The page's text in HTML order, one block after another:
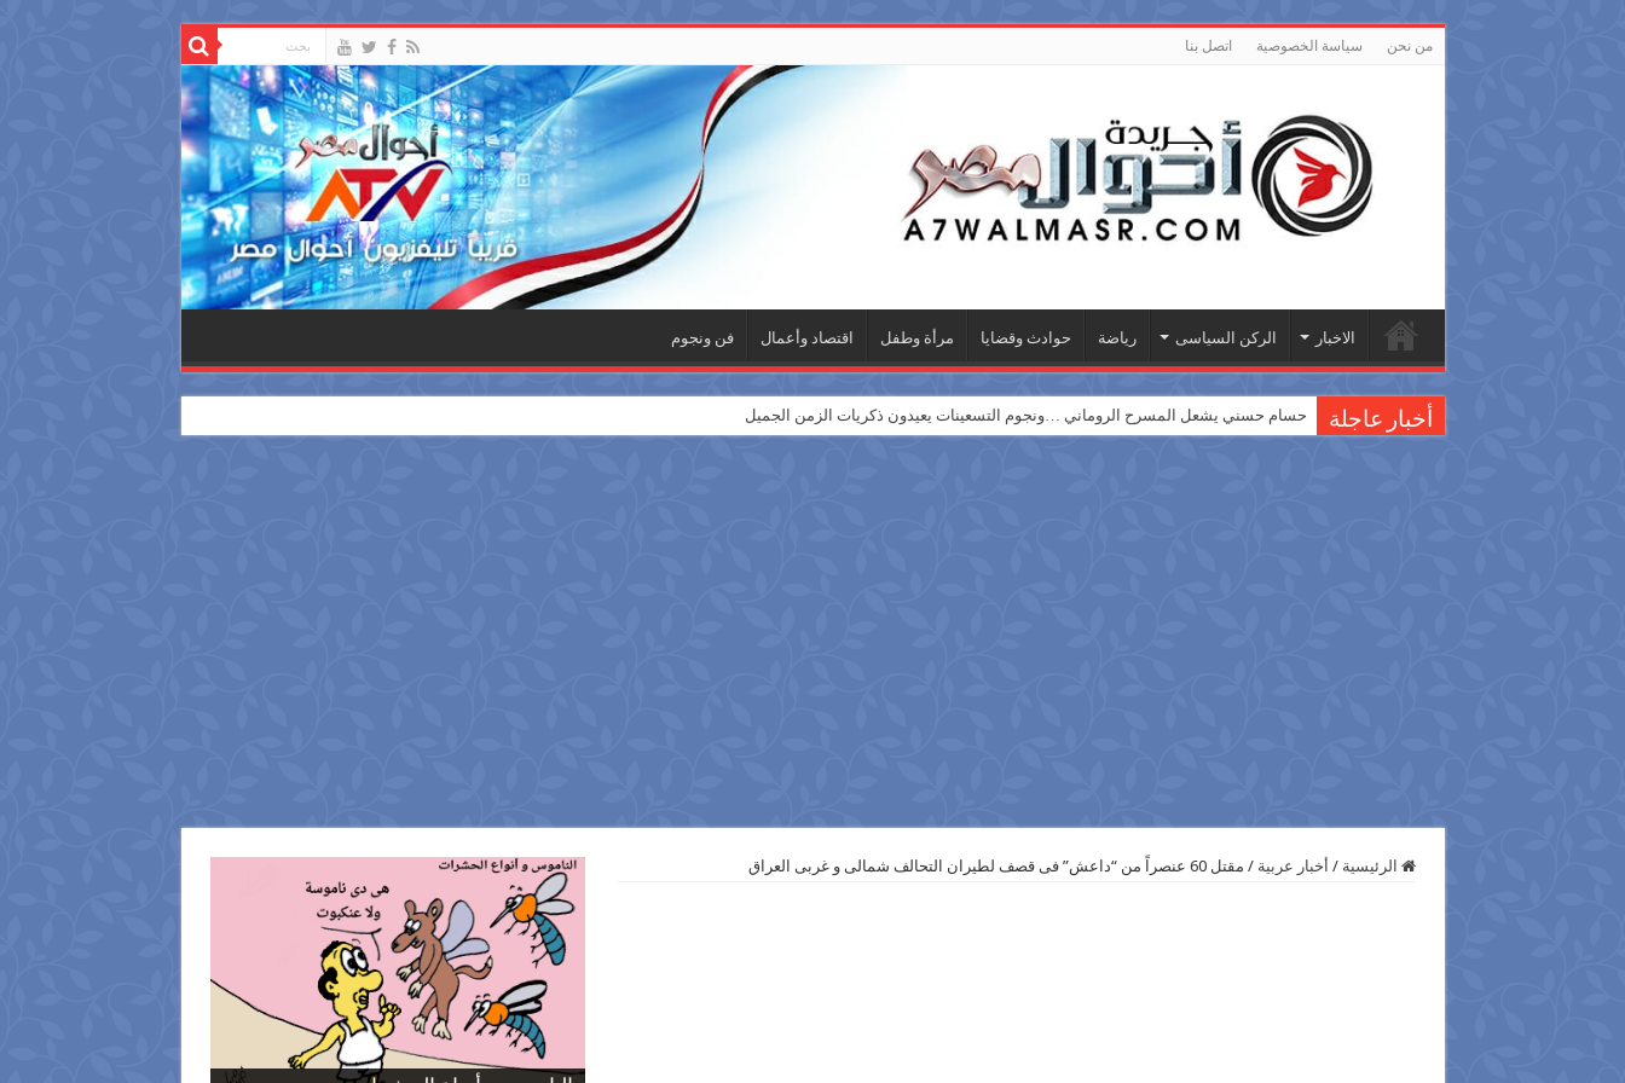
من نحن سياسة الخصوصية اتصل بنا
الاخبار الركن السياسى رياضة حوادث وقضايا مرأة وطفل اقتصاد وأعمال فن ونجوم
أخبار عاجلة حسام حسني يشعل المسرح الروماني …ونجوم التسعينات يعيدون ذكريات الزمن الجميل
الرئيسية / أخبار عربية / مقتل 60 عنصراً من “‫‏داعش‬” فى قصف لطيران التحالف شمالى و غربى العراق